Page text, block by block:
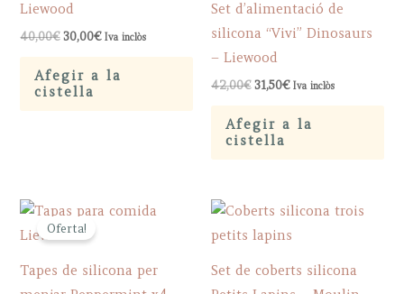
Liewood
40,00€ Original
was:
40,00€.
30,00€Current
is:
30,00€.
Iva inclòs
Afegir a la
cistella
Set d’alimentació de
silicona “Vivi” Dinosaurs
– Liewood
42,00€ Original
was:
42,00€.
31,50€Current
is:
31,50€.
Iva inclòs
Afegir a la
cistella
Oferta!
Tapes de silicona per
Set de coberts silicona